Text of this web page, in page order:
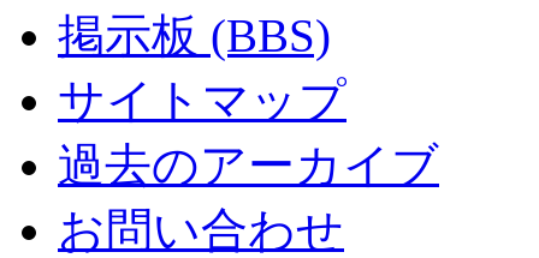
掲示板 (BBS)
サイトマップ
過去のアーカイブ
お問い合わせ